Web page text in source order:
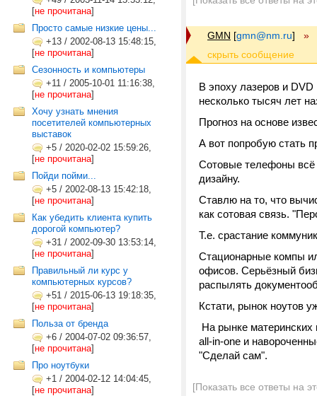
[не прочитана]
Просто самые низкие цены...
+13 / 2002-08-13 15:48:15,
[не прочитана]
Сезонность и компьютеры
+11 / 2005-10-01 11:16:38,
[не прочитана]
Хочу узнать мнения
посетителей компьютерных
выставок
+5 / 2020-02-02 15:59:26,
[не прочитана]
Пойди пойми...
+5 / 2002-08-13 15:42:18,
[не прочитана]
Как убедить клиента купить
дорогой компьютер?
+31 / 2002-09-30 13:53:14,
[не прочитана]
Правильный ли курс у
компьютерных курсов?
+51 / 2015-06-13 19:18:35,
[не прочитана]
Польза от бренда
+6 / 2004-07-02 09:36:57,
[не прочитана]
Про ноутбуки
+1 / 2004-02-12 14:04:45,
[не прочитана]
GMN [gmn@nm.ru] »
В эпоху лазеров и
несколько тысяч лет
Прогноз на основе
А вот попробую стать
Сотовые телефоны всё
дизайну.
Ставлю на то, что
как сотовая связь.
Т.е. срастание
Стационарные компы
офисов. Серьёзный
распылять
Кстати, рынок ноутов
На рынке
all-in-one и
"Сделай сам".
[Показать все ответы на